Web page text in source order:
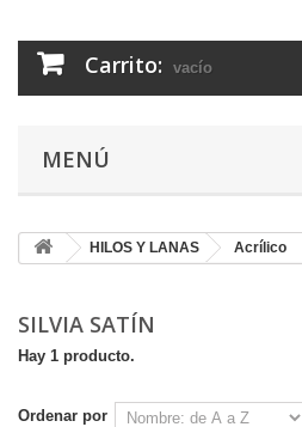
Carrito: vacío
MENÚ
HILOS Y LANAS Acrílico
SILVIA SATÍN
Hay 1 producto.
Ordenar por